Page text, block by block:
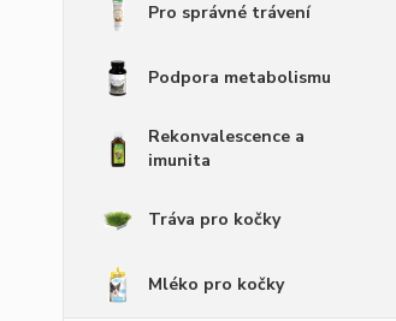
Pro správné trávení
Podpora metabolismu
Rekonvalescence a
imunita
Tráva pro kočky
Mléko pro kočky